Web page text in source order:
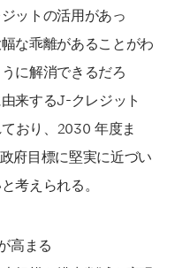
ットの活用があっ
な乖離があることがわ
に解消できるだろ
来するJ-クレジット
おり、2030 年度ま
府目標に堅実に近づい
考えられる。
高まる